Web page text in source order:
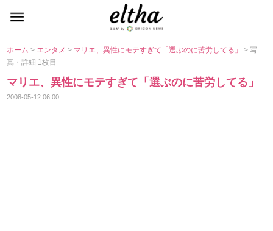
ホーム> エンタメ> マリエ、異性にモテすぎて「選ぶのに苦労してる」> 写
真・詳細 1枚目
マリエ、異性にモテすぎて「選ぶのに苦労してる」
2008-05-12 06:00